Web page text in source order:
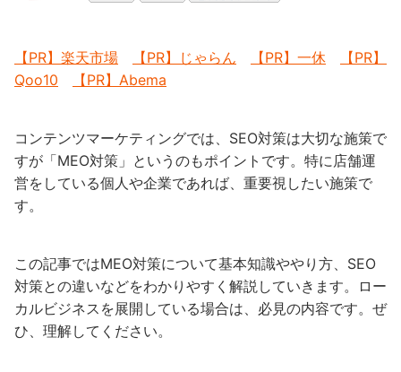
【PR】楽天市場 【PR】じゃらん 【PR】一休
【PR】
Qoo10
【PR】Abema
コンテンツマーケティングでは、SEO対策は大切な施策で
すが「MEO対策」というのもポイントです。特に店舗運
営をしている個人や企業であれば、重要視したい施策で
す。
この記事ではMEO対策について基本知識ややり方、SEO
対策との違いなどをわかりやすく解説していきます。ロー
カルビジネスを展開している場合は、必見の内容です。ぜ
ひ、理解してください。